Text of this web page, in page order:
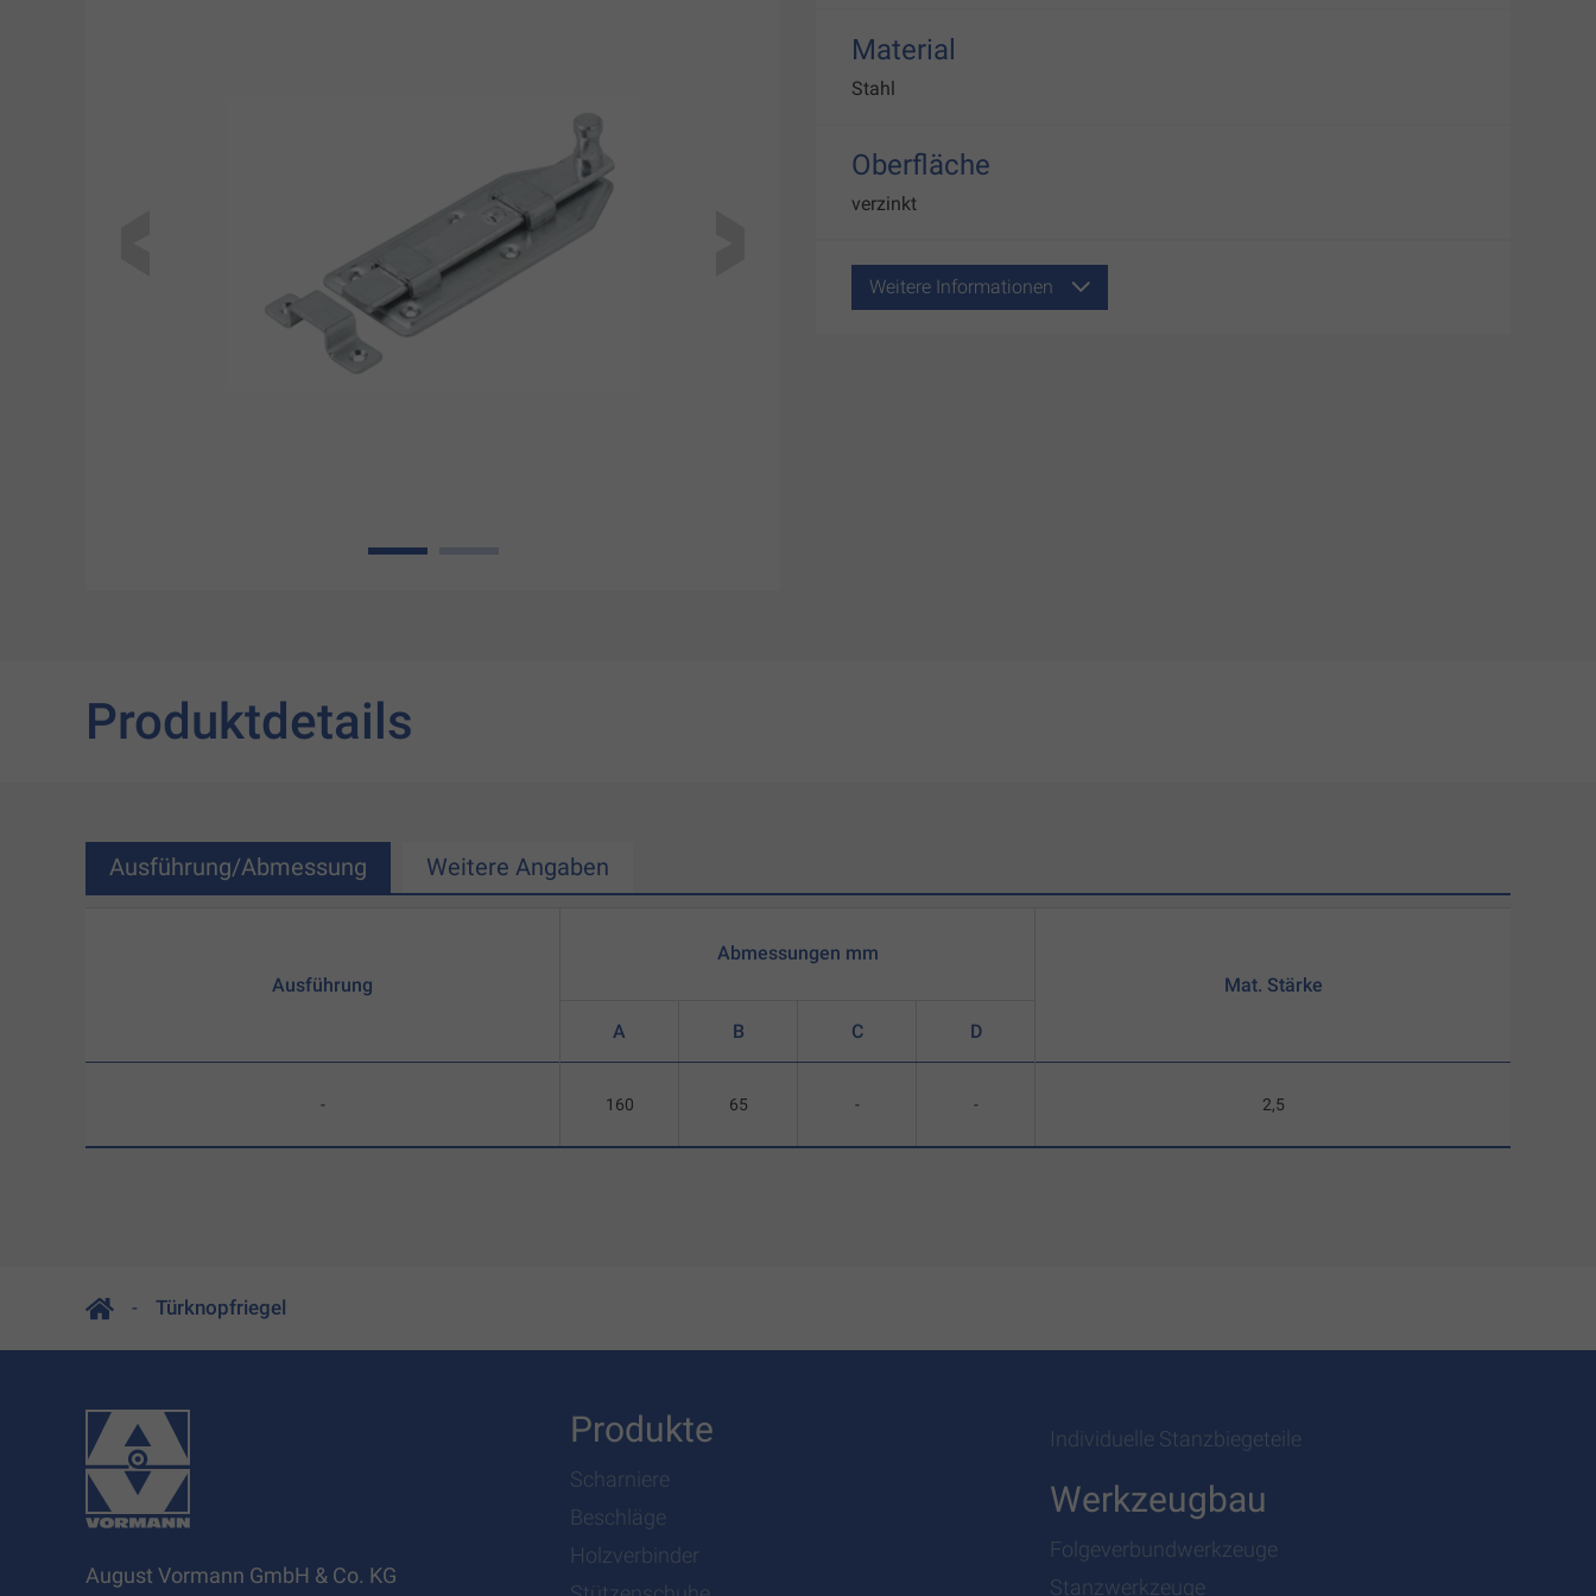
1
Material
Stahl
Oberfläche
verzinkt
Weitere Informationen
Produktdetails
Ausführung/Abmessung Weitere Angaben
Ausführung
-
Abmessungen mm
A B C D
160 65 - -
Mat. Stärke
2,5
Türknopfriegel
August Vormann GmbH & Co. KG
Produkte
Scharniere
Beschläge
Holzverbinder
Individuelle Stanzbiegeteile
Werkzeugbau
Folgeverbundwerkzeuge
Stanzwerkzeuge